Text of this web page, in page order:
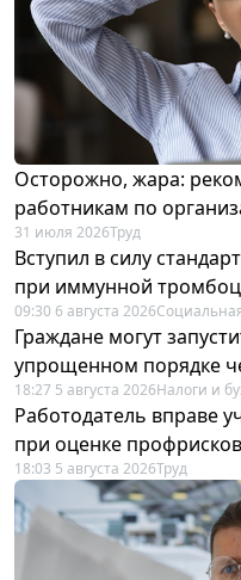
Осторожно, жара:
работникам по
31 июля 2026Труд
Вступил в силу
при иммунной
09:30 6 августа 2026
Граждане могут
упрощенном порядке
18:27 5 августа 2026Налоги и
Работодатель вправе
при оценке профрисков
18:03 5 августа 2026Труд